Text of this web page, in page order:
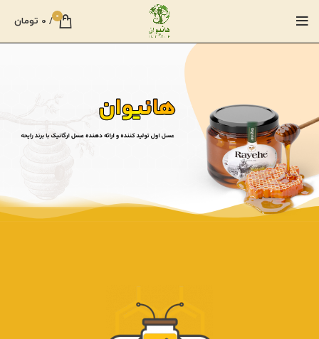
0
/
0 تومان